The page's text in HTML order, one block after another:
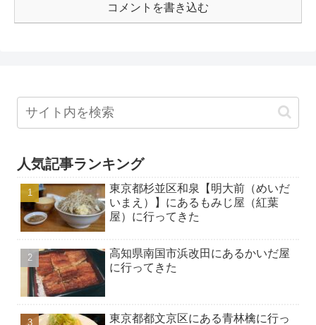
コメントを書き込む
人気記事ランキング
東京都杉並区和泉【明大前（めいだ
いまえ）】にあるもみじ屋（紅葉
屋）に行ってきた
高知県南国市浜改田にあるかいだ屋
に行ってきた
東京都都文京区にある青林檎に行っ